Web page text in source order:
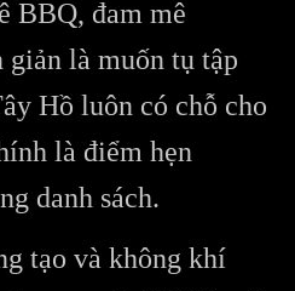
BBQ, đam mê
là muốn tụ tập
Hồ luôn có chỗ cho
là điểm hẹn
danh sách.
tạo và không khí